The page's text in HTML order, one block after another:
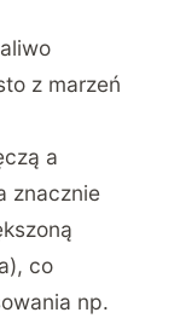
z marzeń
a
znacznie
co
np.